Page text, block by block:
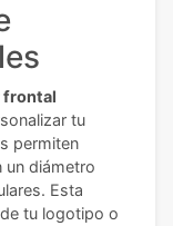
frontal
tu
permiten
un diámetro
Esta
tu logotipo o